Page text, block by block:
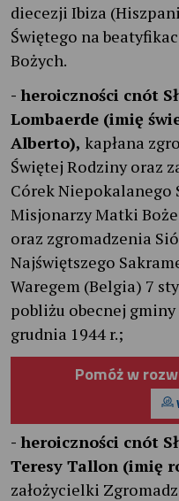
diecezji Ibiza
Świętego na
Bożych.
- heroiczności cnót
Lombaerde (imię
Alberto), kapłana
Świętej Rodziny oraz
Córek Niepokalanego
Misjonarzy Matki
oraz zgromadzenia
Najświętszego
Waregem (Belgia) 7
pobliżu obecnej
grudnia 1944 r.;
Pomóż w
- heroiczności cnót
Teresy Tallon (imię
założycielki